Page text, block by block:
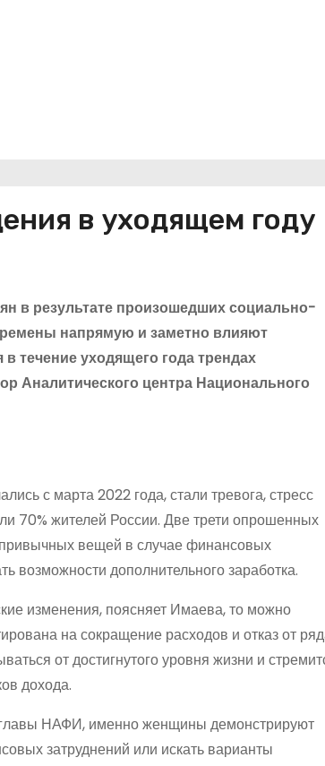
в уходящем году
в результате произошедших социально-
напрямую и заметно влияют
течение уходящего года трендах
Аналитического центра Национального
с марта 2022 года, стали тревога, стресс
70% жителей России. Две трети опрошенных
вещей в случае финансовых
возможности дополнительного заработка.
изменения, поясняет Имаева, то можно
на сокращение расходов и отказ от
от достигнутого уровня жизни и
дохода.
НАФИ, именно женщины демонстрируют
затруднений или искать варианты